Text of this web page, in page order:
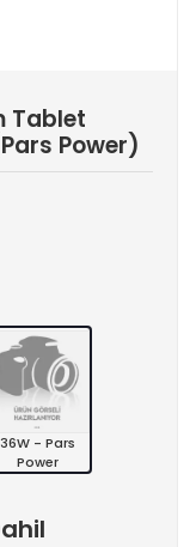
Tablet
Power)
36W - Pars
Power